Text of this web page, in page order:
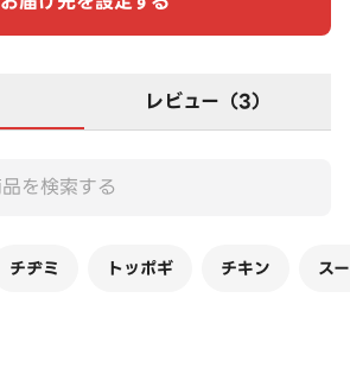
レビュー（3）
チヂミ トッポギ チキン ス